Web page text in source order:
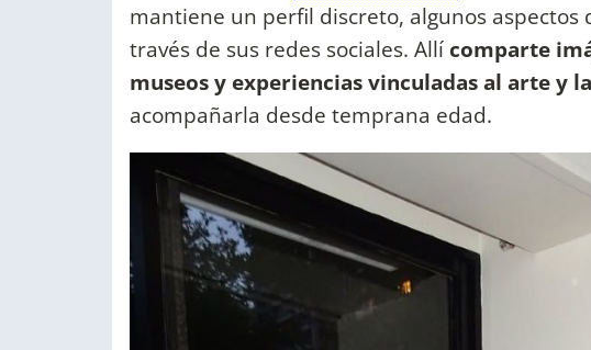
mantiene un perfil discreto, algunos aspectos
través de sus redes sociales. Allí comparte
museos y experiencias vinculadas al arte y
acompañarla desde temprana edad.